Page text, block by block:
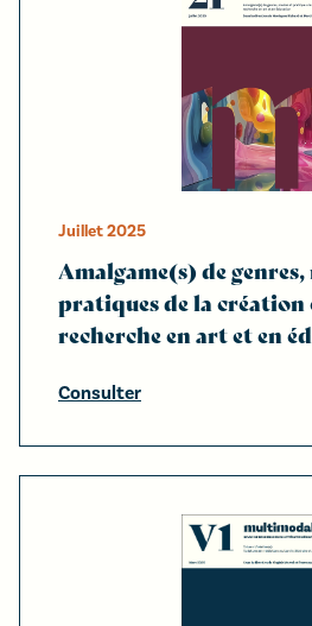
Juillet2025
Amalgame(s) de genres,
pratiques de la création
recherche en art et en
Consulter